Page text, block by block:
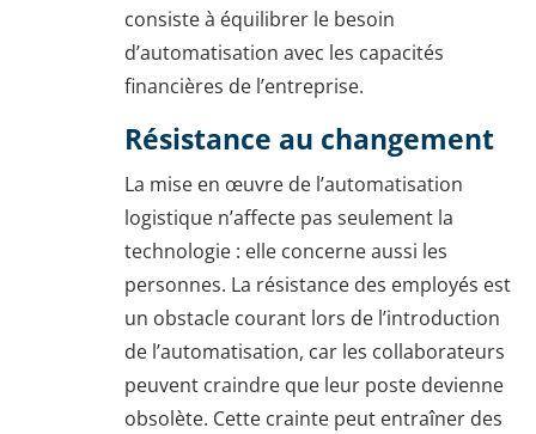
consiste à équilibrer le besoin
d’automatisation avec les capacités
financières de l’entreprise.
Résistance au changement
La mise en œuvre de l’automatisation
logistique n’affecte pas seulement la
technologie : elle concerne aussi les
personnes. La résistance des employés est
un obstacle courant lors de l’introduction
de l’automatisation, car les collaborateurs
peuvent craindre que leur poste devienne
obsolète. Cette crainte peut entraîner des